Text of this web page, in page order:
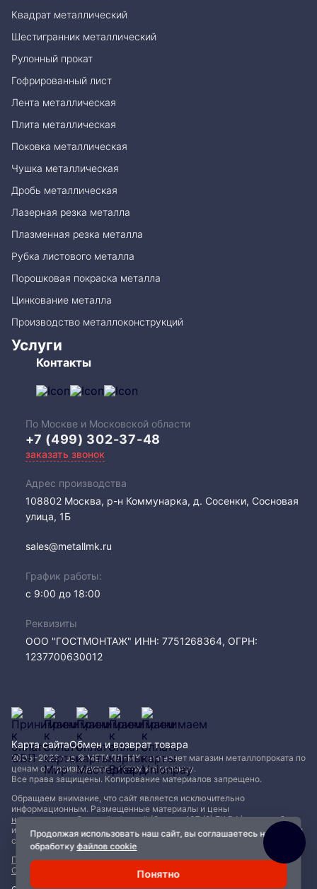
Продолжая использовать наш сайт, вы соглашаетесь на
обработкуфайлов cookie
Понятно
Квадрат металлический
Шестигранник металлический
Рулонный прокат
Гофрированный лист
Лента металлическая
Плита металлическая
Поковка металлическая
Чушка металлическая
Дробь металлическая
Лазерная резка металла
Плазменная резка металла
Рубка листового металла
Порошковая покраска металла
Цинкование металла
Производство металлоконструкций
Услуги
Контакты
По Москве и Московской области
+7 (499) 302-37-48
заказать звонок
Адрес производства
108802​ Москва, р-н Коммунарка, д. Сосенки, Сосновая
улица, 1Б
sales@metallmk.ru
График работы:
с 9:00 до 18:00
Реквизиты
ООО "ГОСТМОНТАЖ" ИНН: 7751268364, ОГРН:
1237700630012
2005−2026 год © МЕТАЛЛ-МК - интернет магазин металлопроката по
ценам от производителя, оптом и в розницу.
Все права защищены. Копирование материалов запрещено.
Обращаем внимание, что сайт является исключительно
информационным. Размещенные материалы и цены
не являются публичной офертой (Статья 437 (2) ГК РФ)и могут быть
изменены без уведомления. Для уточнения наличия, характеристик и
стоимости материалов обращайтесь в офисы продаж.
Политика конфиденциальности|Пользовательское соглашение
Обработка файлов Cookie
Карта сайтаОбмен и возврат товара